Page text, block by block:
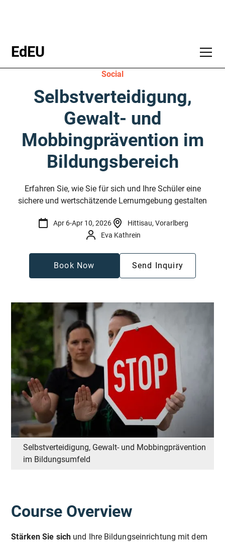
EdEU
Social
Selbstverteidigung,
Gewalt- und
Mobbingprävention im
Bildungsbereich
Erfahren Sie, wie Sie für sich und Ihre Schüler eine
sichere und wertschätzende Lernumgebung gestalten
Apr 6-Apr 10, 2026
Hittisau, Vorarlberg
Eva Kathrein
Book Now Send Inquiry
Selbstverteidigung, Gewalt- und Mobbingprävention
im Bildungsumfeld
Course Overview
Stärken Sie sich und Ihre Bildungseinrichtung mit dem